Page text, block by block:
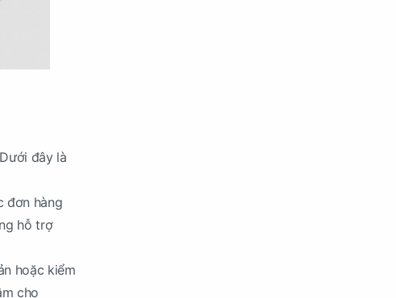
đây là
đơn hàng
hỗ trợ
hoặc kiểm
cho